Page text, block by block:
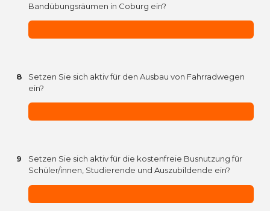
Bandübungsräumen in Coburg ein?
8
Setzen Sie sich aktiv für den Ausbau von Fahrradwegen
ein?
9
Setzen Sie sich aktiv für die kostenfreie Busnutzung für
Schüler/innen, Studierende und Auszubildende ein?